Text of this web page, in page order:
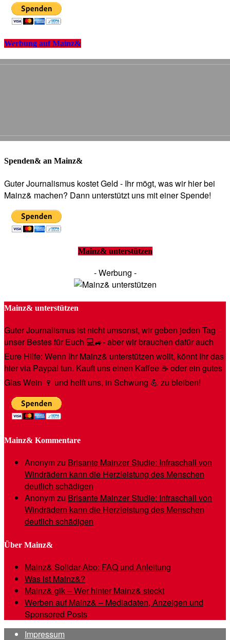
Werbung auf Mainz&
Spenden& an Mainz&
Guter Journalismus kostet Geld - Ihr mögt, was wir hier bei
Mainz& machen? Dann unterstützt uns mit einer Spende!
Mainz& unterstützen
- Werbung -
Mainz& unterstützen
Guter Journalismus ist nicht umsonst, wir geben jeden Tag
unser Bestes für Euch 💻🚙- aber wir brauchen dafür auch
Eure Hilfe: Wenn Ihr Mainz& unterstützen wollt, könnt Ihr das
hier via Paypal tun. Kauft uns einen Kaffee ☕️ oder ein gutes
Glas Wein 🍷 und helft uns, in Schwung 💪 zu bleiben!
Mainz& Kommentare
Anonymzu Brisante Mainzer Studie: Infraschall von
Windrädern kann die Herzleistung des Menschen
deutlich schädigen
Anonymzu Brisante Mainzer Studie: Infraschall von
Windrädern kann die Herzleistung des Menschen
deutlich schädigen
Über Mainz&
Mainz& Solidar-Abo: FAQ und Anleitung
Was ist Mainz&?
Mainz& gik – Wer hinter Mainz& steckt
Werben auf Mainz& – Mediadaten, Anzeigen und
Sponsored Posts
Impressum